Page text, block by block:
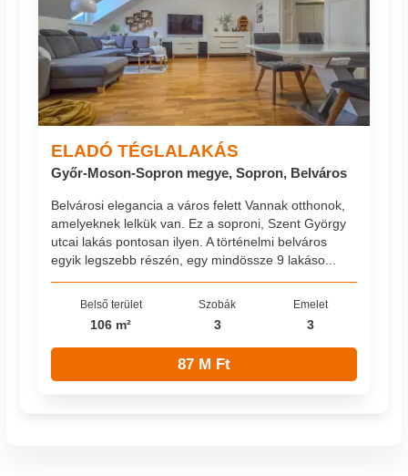
ELADÓ TÉGLALAKÁS
Győr-Moson-Sopron megye, Sopron, Belváros
Belvárosi elegancia a város felett Vannak otthonok,
amelyeknek lelkük van. Ez a soproni, Szent György
utcai lakás pontosan ilyen. A történelmi belváros
egyik legszebb részén, egy mindössze 9 lakáso...
Belső terület
106 m²
Szobák
3
Emelet
3
87 M Ft